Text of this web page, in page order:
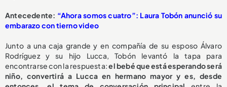
Antecedente: “Ahora somos cuatro”: Laura Tobón anunció su
embarazo con tierno video
Junto a una caja grande y en compañía de su esposo Álvaro
Rodríguez y su hijo Lucca, Tobón levantó la tapa para
encontrarse con la respuesta:el bebé que está esperando será
niño, convertirá a Lucca en hermano mayor y es, desde